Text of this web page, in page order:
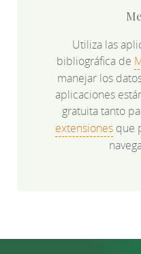
Utiliza las
bibliográfica de
manejar los
aplicaciones
gratuita tanto
extensiones que